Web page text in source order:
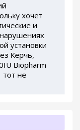
хочет
и
установки
Керчь,
Biopharm
тот не